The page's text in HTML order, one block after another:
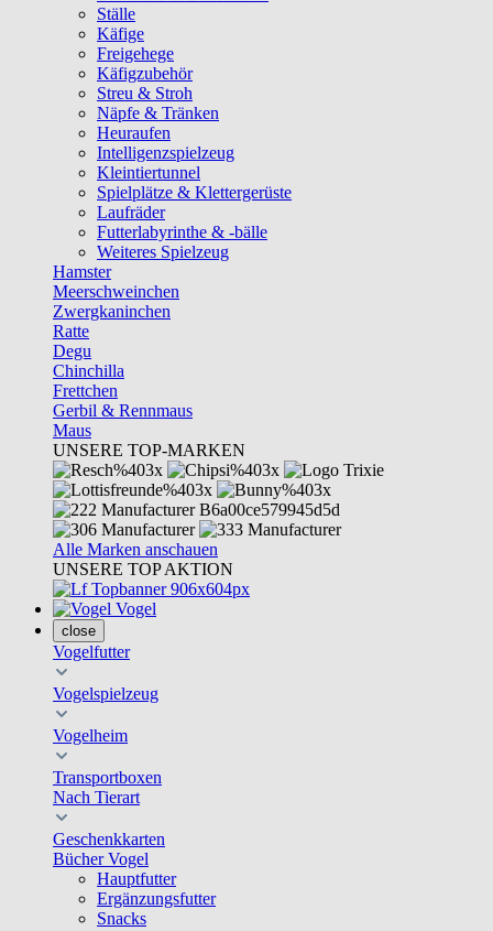
Ställe
Käfige
Freigehege
Käfigzubehör
Streu & Stroh
Näpfe & Tränken
Heuraufen
Intelligenzspielzeug
Kleintiertunnel
Spielplätze & Klettergerüste
Laufräder
Futterlabyrinthe & -bälle
Weiteres Spielzeug
Hamster
Meerschweinchen
Zwergkaninchen
Ratte
Degu
Chinchilla
Frettchen
Gerbil & Rennmaus
Maus
UNSERE TOP-MARKEN
Alle Marken anschauen
UNSERE TOP AKTION
Vogel
close
Vogelfutter
Vogelspielzeug
Vogelheim
Transportboxen
Nach Tierart
Geschenkkarten
Bücher Vogel
Hauptfutter
Ergänzungsfutter
Snacks